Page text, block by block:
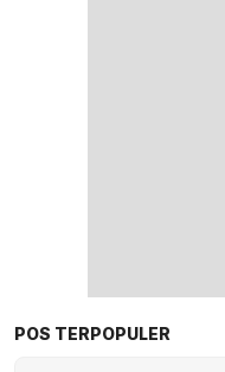
POS TERPOPULER